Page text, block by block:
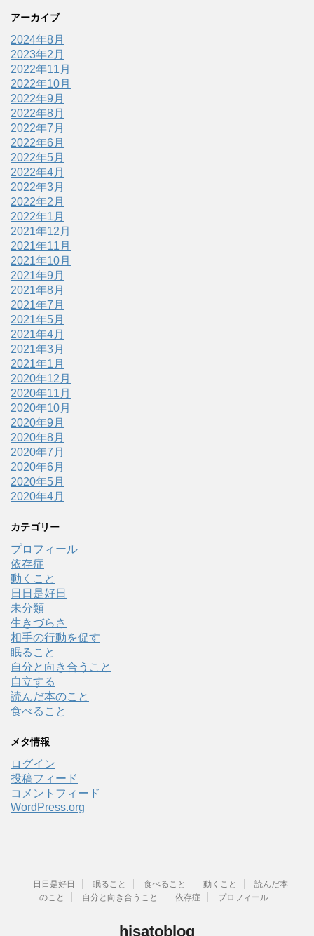
アーカイブ
2024年8月
2023年2月
2022年11月
2022年10月
2022年9月
2022年8月
2022年7月
2022年6月
2022年5月
2022年4月
2022年3月
2022年2月
2022年1月
2021年12月
2021年11月
2021年10月
2021年9月
2021年8月
2021年7月
2021年5月
2021年4月
2021年3月
2021年1月
2020年12月
2020年11月
2020年10月
2020年9月
2020年8月
2020年7月
2020年6月
2020年5月
2020年4月
カテゴリー
プロフィール
依存症
動くこと
日日是好日
未分類
生きづらさ
相手の行動を促す
眠ること
自分と向き合うこと
自立する
読んだ本のこと
食べること
メタ情報
ログイン
投稿フィード
コメントフィード
WordPress.org
日日是好日 眠ること 食べること 動くこと
読んだ本
のこと
自分と向き合うこと 依存症 プロフィール
hisatoblog